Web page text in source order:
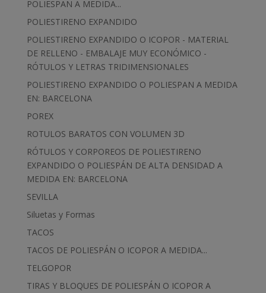
POLIESPAN A MEDIDA...
POLIESTIRENO EXPANDIDO
POLIESTIRENO EXPANDIDO O ICOPOR - MATERIAL
DE RELLENO - EMBALAJE MUY ECONÓMICO -
RÓTULOS Y LETRAS TRIDIMENSIONALES
POLIESTIRENO EXPANDIDO O POLIESPAN A MEDIDA
EN: BARCELONA
POREX
ROTULOS BARATOS CON VOLUMEN 3D
RÓTULOS Y CORPOREOS DE POLIESTIRENO
EXPANDIDO O POLIESPÁN DE ALTA DENSIDAD A
MEDIDA EN: BARCELONA
SEVILLA
Siluetas y Formas
TACOS
TACOS DE POLIESPÁN O ICOPOR A MEDIDA...
TELGOPOR
TIRAS Y BLOQUES DE POLIESPÁN O ICOPOR A